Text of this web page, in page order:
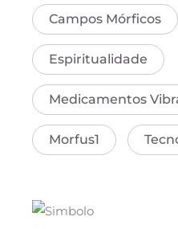
Campos Mórficos
Espiritualidade
Medicamentos
Morfus1